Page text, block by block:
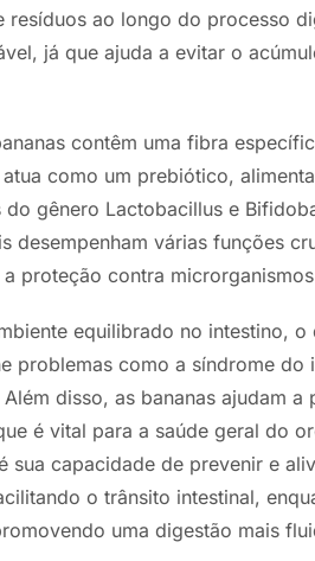
ao longo do processo
já que ajuda a evitar o
contêm uma fibra
como um prebiótico,
gênero Lactobacillus e
desempenham várias funções
proteção contra
equilibrado no intestino,
problemas como a síndrome do
disso, as bananas ajudam a
é vital para a saúde geral do
sua capacidade de prevenir e
o trânsito intestinal,
uma digestão mais